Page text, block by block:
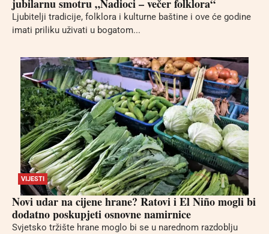
jubilarnu smotru „Nadioci – večer folklora“
Ljubitelji tradicije, folklora i kulturne baštine i ove će godine
imati priliku uživati u bogatom...
VIJESTI
Novi udar na cijene hrane? Ratovi i El Niño mogli bi
dodatno poskupjeti osnovne namirnice
Svjetsko tržište hrane moglo bi se u narednom razdoblju